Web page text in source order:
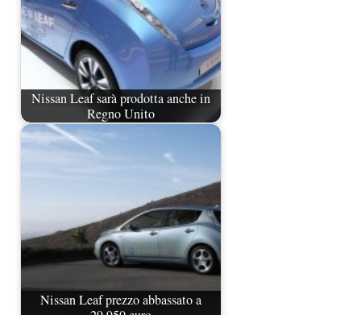
Nissan Leaf sarà prodotta anche in
Regno Unito
Nissan Leaf prezzo abbassato a